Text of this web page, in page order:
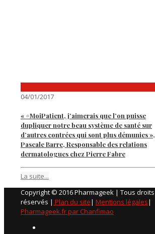
04/01/2017
« #MoiPatient, j’aimerais que l’on puisse
dupliquer notre beau système de santé sur
d’autres contrées qui sont plus démunies »,
Pascale Barre, Responsable des relations
dermatologues chez Pierre Fabre
La suite...
Copyright © 2016 Pharmageek | Tous droits
réservés | Plan du site| Mentions légales|
Pharmageek.fr par Chanfimao